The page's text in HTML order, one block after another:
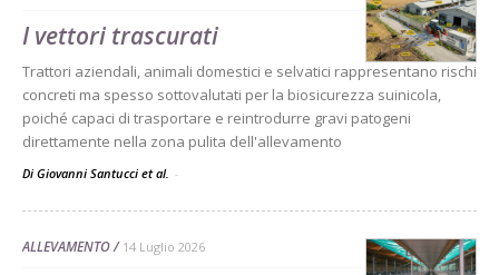
I vettori trascurati
Trattori aziendali, animali domestici e selvatici rappresentano rischi
concreti ma spesso sottovalutati per la biosicurezza suinicola,
poiché capaci di trasportare e reintrodurre gravi patogeni
direttamente nella zona pulita dell'allevamento
Di Giovanni Santucci et al. -
ALLEVAMENTO 14 Luglio 2026